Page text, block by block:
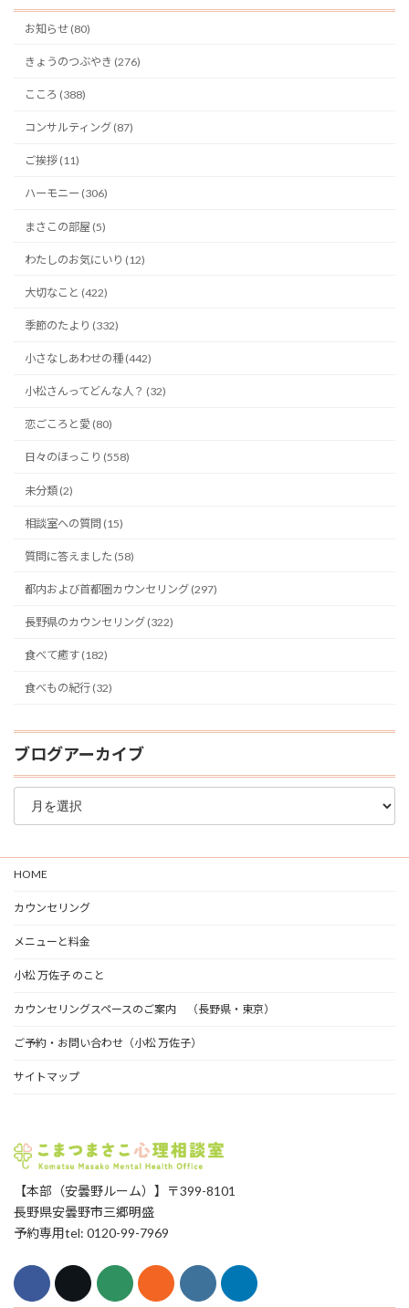
お知らせ (80)
きょうのつぶやき (276)
こころ (388)
コンサルティング (87)
ご挨拶 (11)
ハーモニー (306)
まさこの部屋 (5)
わたしのお気にいり (12)
大切なこと (422)
季節のたより (332)
小さなしあわせの種 (442)
小松さんってどんな人？ (32)
恋ごころと愛 (80)
日々のほっこり (558)
未分類 (2)
相談室への質問 (15)
質問に答えました (58)
都内および首都圏カウンセリング (297)
長野県のカウンセリング (322)
食べて癒す (182)
食べもの紀行 (32)
ブログアーカイブ
ブ
グ
ー
カ
ブ
HOME
カウンセリング
メニューと料金
小松 万佐子 のこと
カウンセリングスペースのご案内 （長野県・東京）
ご予約・お問い合わせ（小松 万佐子）
サイトマップ
【本部（安曇野ルーム）】〒399-8101
長野県安曇野市三郷明盛
予約専用tel: 0120-99-7969